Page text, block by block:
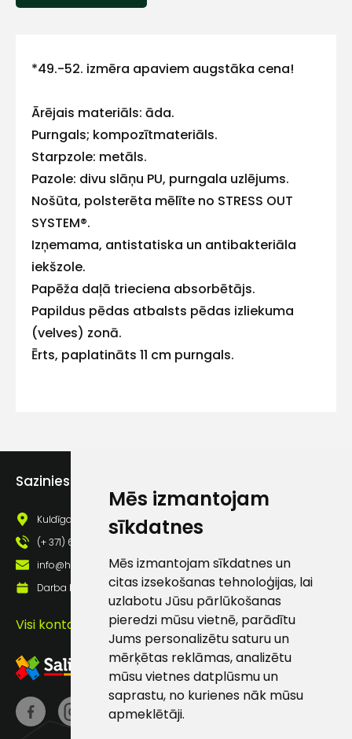
Mēs izmantojam
sīkdatnes
Mēs izmantojam sīkdatnes un
citas izsekošanas tehnoloģijas, lai
uzlabotu Jūsu pārlūkošanas
pieredzi mūsu vietnē, parādītu
Jums personalizētu saturu un
mērķētas reklāmas, analizētu
mūsu vietnes datplūsmu un
saprastu, no kurienes nāk mūsu
apmeklētāji.
*49.-52. izmēra apaviem augstāka cena!
Ārējais materiāls: āda.
Purngals; kompozītmateriāls.
Starpzole: metāls.
Pazole: divu slāņu PU, purngala uzlējums.
Nošūta, polsterēta mēlīte no STRESS OUT
SYSTEM®.
Izņemama, antistatiska un antibakteriāla
iekšzole.
Papēža daļā trieciena absorbētājs.
Papildus pēdas atbalsts pēdas izliekuma
(velves) zonā.
Ērts, paplatināts 11 cm purngals.
Sazinies ar mums
Kuldīgas iela 69a, Saldus, Saldus nov., LV - 3801
(+ 371) 63 881 186
info@hards.lv
Darba laiks: Darbadienās: 8:00 - 17:00
Visi kontakti
E-pasts
Ziņojums
Sūtīt ziņojumu
Klientu
atbalsts
Darbdienās:
8:00 – 17:00
(+371) 63 881
186